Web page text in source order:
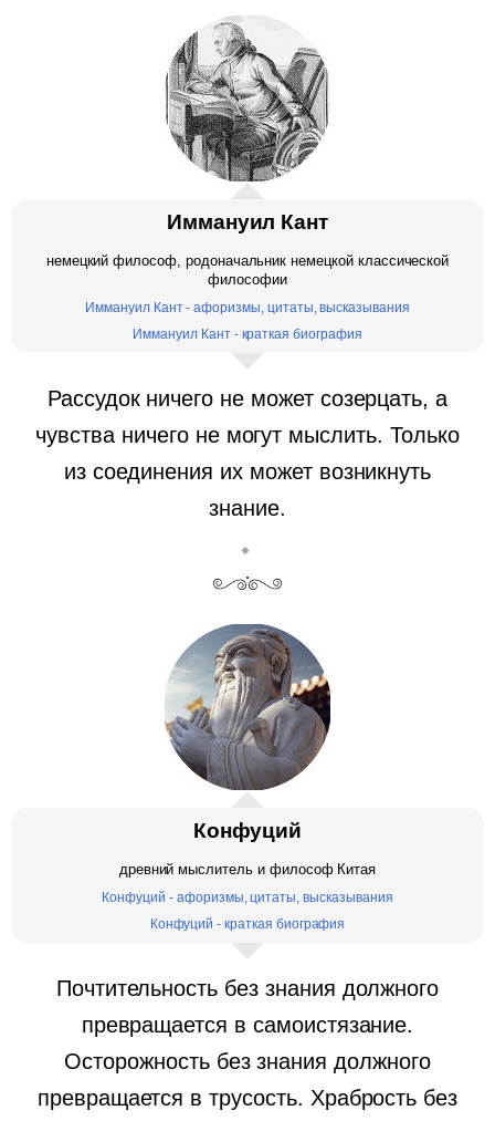
Иммануил Кант
немецкий философ, родоначальник немецкой классической
философии
Иммануил Кант - афоризмы, цитаты, высказывания
Иммануил Кант - краткая биография
Рассудок ничего не может созерцать, а
чувства ничего не могут мыслить. Только
из соединения их может возникнуть
знание.
Конфуций
древний мыслитель и философ Китая
Конфуций - афоризмы, цитаты, высказывания
Конфуций - краткая биография
Почтительность без знания должного
превращается в самоистязание.
Осторожность без знания должного
превращается в трусость. Храбрость без